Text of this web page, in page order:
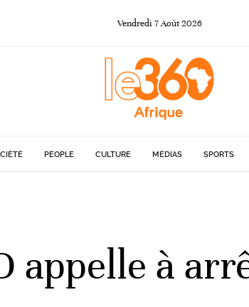
Vendredi 7Août 2026
PEOPLE CULTURE MÉDIAS SPORTS
appelle à